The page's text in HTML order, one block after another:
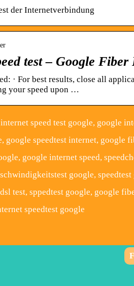
der Internetverbindung
test – Google Fiber
· For best results, close all
your speed upon …
speed test google, google
google speedtest internet, google
google internet speed,
google,
test, sppedtest google, google
speedtest google